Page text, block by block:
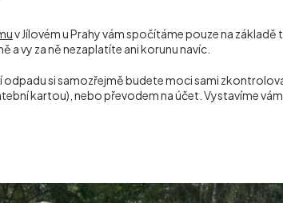
v Jílovém u Prahy vám spočítáme pouze na
a vy za ně nezaplatíte ani korunu navíc.
si samozřejmě budete moci sami
kartou), nebo převodem na účet. Vystavíme